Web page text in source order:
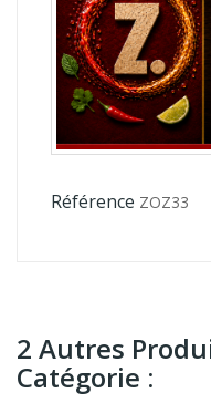
Référence ZOZ33
2 Autres
Catégorie :